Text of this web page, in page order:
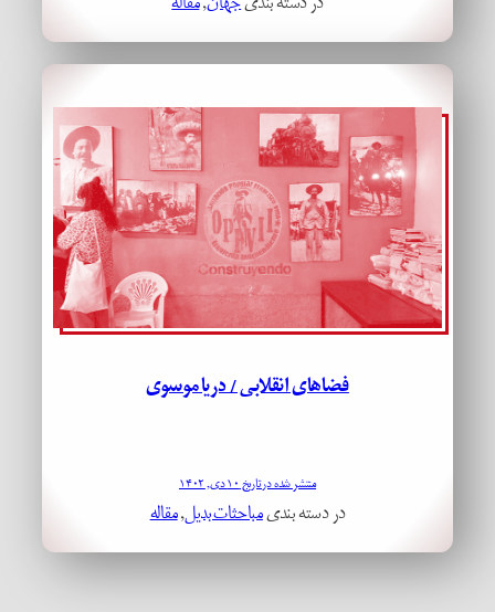
فضاهای انقلابی / دریا موسوی
منتشر شده در تاریخ ۱۰ دی, ۱۴۰۲
در دسته بندیمباحثات بدیل, مقاله